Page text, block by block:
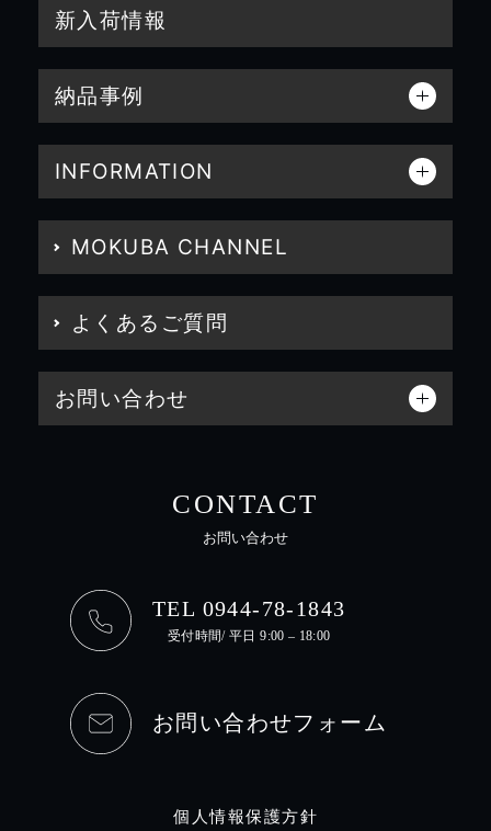
新入荷情報
納品事例
INFORMATION
MOKUBA CHANNEL
よくあるご質問
お問い合わせ
CONTACT
お問い合わせ
TEL 0944-78-1843
受付時間/ 平日 9:00 – 18:00
お問い合わせフォーム
個人情報保護方針